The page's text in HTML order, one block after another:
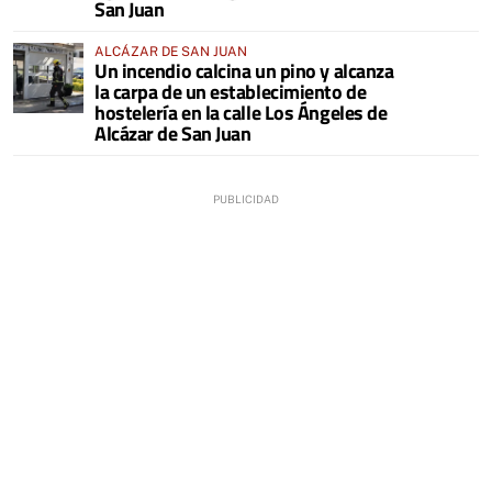
San Juan
ALCÁZAR DE SAN JUAN
Un incendio calcina un pino y alcanza
la carpa de un establecimiento de
hostelería en la calle Los Ángeles de
Alcázar de San Juan